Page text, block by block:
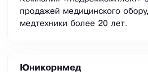
продажей медицинского
медтехники более 20 лет.
Юникорнмед